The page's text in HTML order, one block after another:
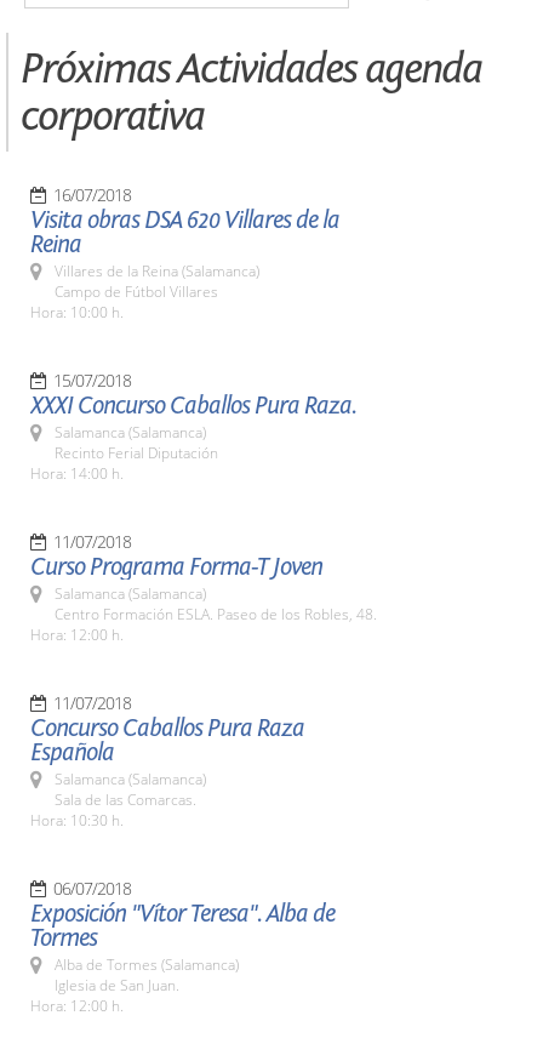
Próximas Actividades agenda
corporativa
16/07/2018
Visita obras DSA 620 Villares de la
Reina
Villares de la Reina (Salamanca)
Campo de Fútbol Villares
Hora: 10:00 h.
15/07/2018
XXXI Concurso Caballos Pura Raza.
Salamanca (Salamanca)
Recinto Ferial Diputación
Hora: 14:00 h.
11/07/2018
Curso Programa Forma-T Joven
Salamanca (Salamanca)
Centro Formación ESLA. Paseo de los Robles, 48.
Hora: 12:00 h.
11/07/2018
Concurso Caballos Pura Raza
Española
Salamanca (Salamanca)
Sala de las Comarcas.
Hora: 10:30 h.
06/07/2018
Exposición "Vítor Teresa". Alba de
Tormes
Alba de Tormes (Salamanca)
Iglesia de San Juan.
Hora: 12:00 h.